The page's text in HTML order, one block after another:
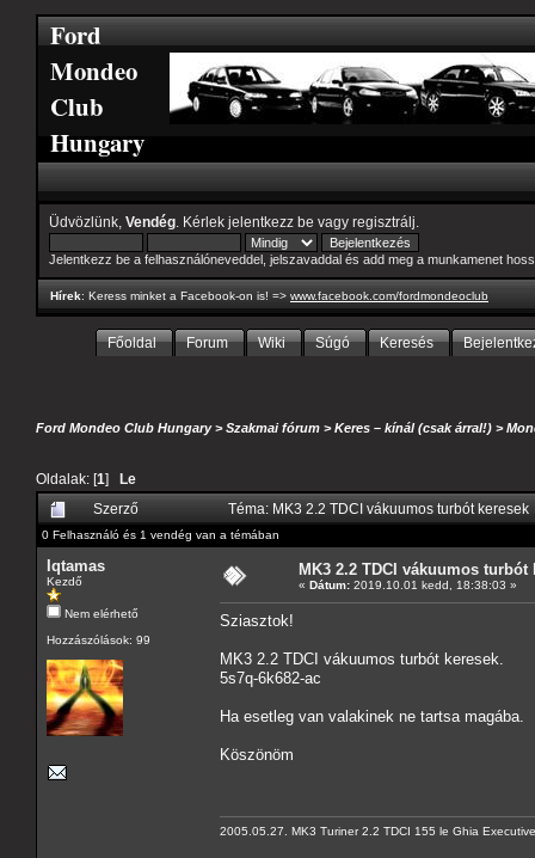
Ford
Mondeo
Club
Hungary
Üdvözlünk, Vendég . Kérlek jelentkezz be vagy regisztrálj
Jelentkezz be a felhasználóneveddel, jelszavaddal és add meg a munkamenet
Hírek: Keress minket a Facebook-on is! => www.facebook.com/fordmondeoclub
Főoldal Forum Wiki Súgó Keresés
Ford Mondeo Club Hungary>Szakmai fórum >Keres – kínál (csak árral!) >
Oldalak: [1] Le
Szerző
Téma: MK3 2.2 TDCI vákuumos turbót
0 Felhasználó és 1 vendég van a témában
Iqtamas
Kezdő
Nem elérhető
Hozzászólások: 99
MK3 2.2 TDCI vákuumos turbót
« Dátum: 2019.10.01 kedd, 18:38:03 »
Sziasztok!
MK3 2.2 TDCI vákuumos turbót keresek.
5s7q-6k682-ac
Ha esetleg van valakinek ne tartsa magába.
Köszönöm
2005.05.27. MK3 Turiner 2.2 TDCI 155 le Ghia Executive